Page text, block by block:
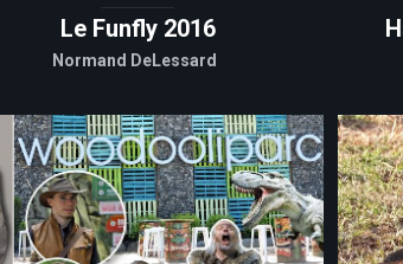
Le Funfly 2016
Normand DeLessard